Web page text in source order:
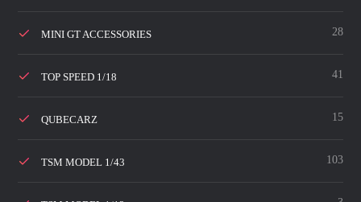
MINI GT ACCESSORIES 28
TOP SPEED 1/18 41
QUBECARZ 15
TSM MODEL 1/43 103